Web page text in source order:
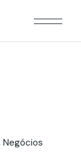
Negócios